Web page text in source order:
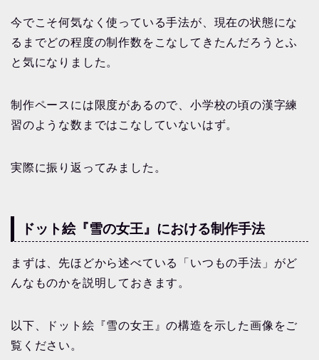
今でこそ何気なく使っている手法が、現在の状態にな
るまでどの程度の制作数をこなしてきたんだろうとふ
と気になりました。
制作ペースには限度があるので、小学校の頃の漢字練
習のような数まではこなしていないはず。
実際に振り返ってみました。
ドット絵『雪の女王』における制作手法
まずは、先ほどから述べている「いつもの手法」がど
んなものかを説明しておきます。
以下、ドット絵『雪の女王』の構造を示した画像をご
覧ください。